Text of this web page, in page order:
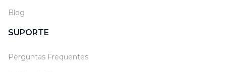
Blog
SUPORTE
Perguntas Frequentes